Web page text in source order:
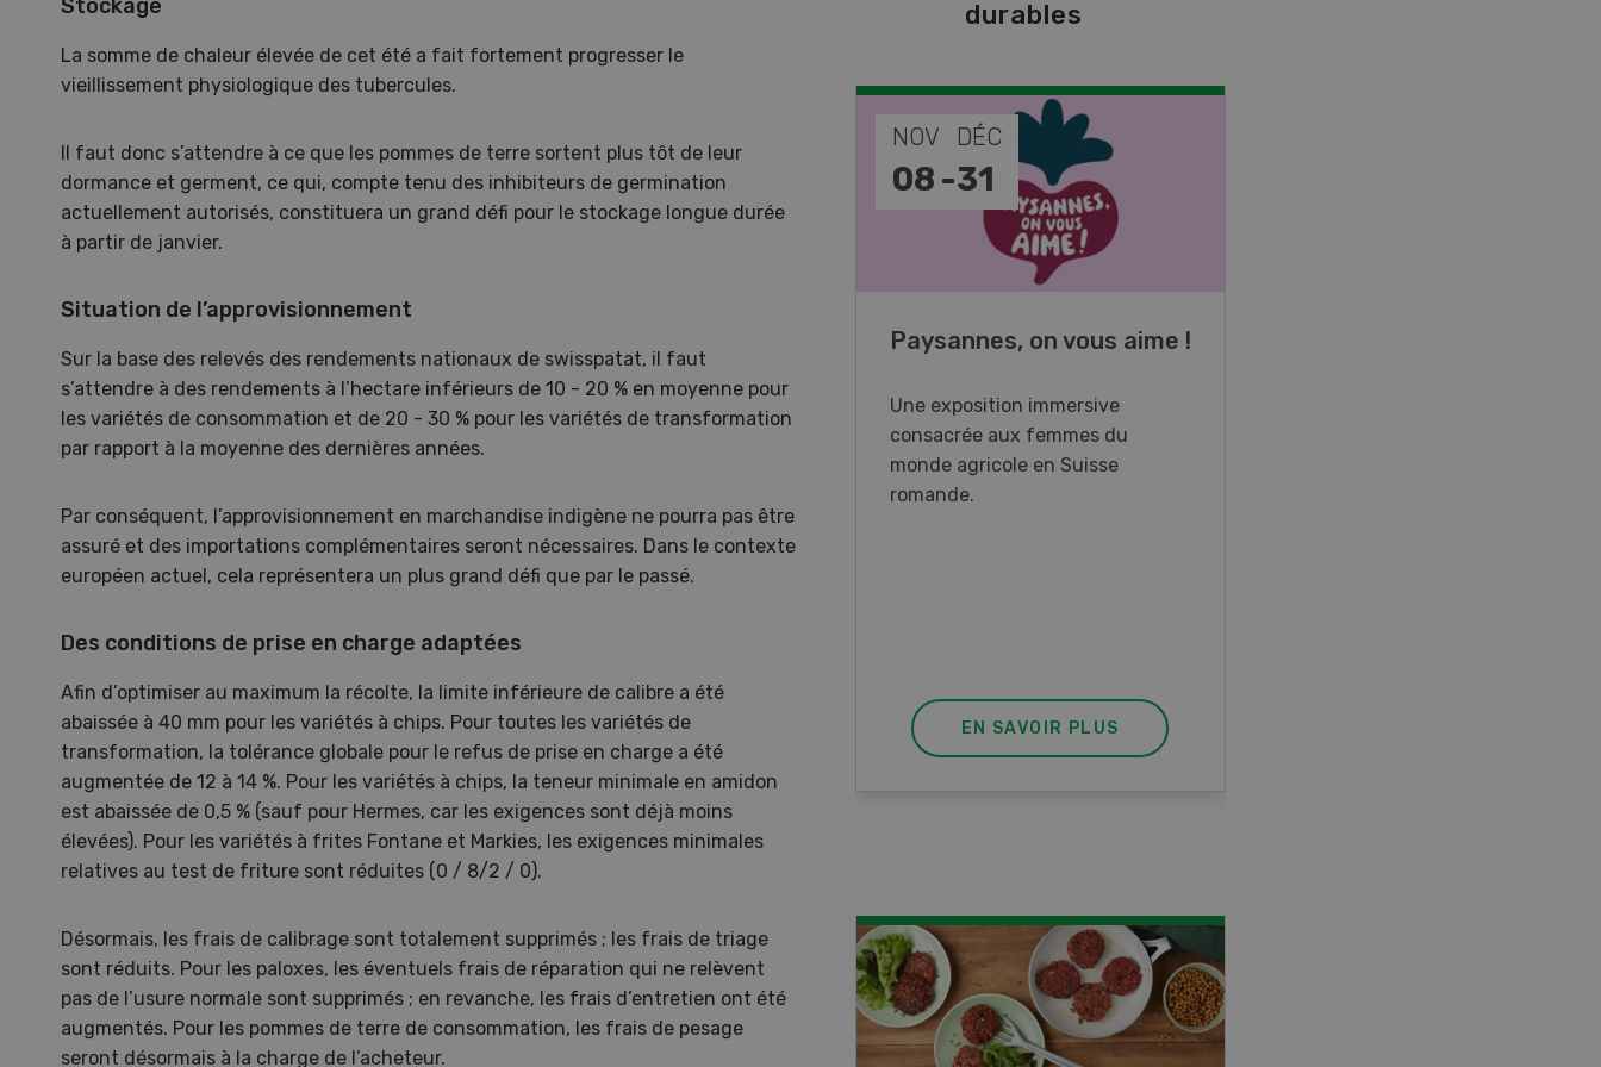
Stockage
La somme de chaleur élevée de cet été a fait fortement progresser le
vieillissement physiologique des tubercules.
Il faut donc s’attendre à ce que les pommes de terre sortent plus tôt de leur
dormance et germent, ce qui, compte tenu des inhibiteurs de germination
actuellement autorisés, constituera un grand défi pour le stockage longue durée
à partir de janvier.
Situation de l’approvisionnement
Sur la base des relevés des rendements nationaux de swisspatat, il faut
s’attendre à des rendements à l’hectare inférieurs de 10 - 20 % en moyenne pour
les variétés de consommation et de 20 - 30 % pour les variétés de transformation
par rapport à la moyenne des dernières années.
Par conséquent, l’approvisionnement en marchandise indigène ne pourra pas être
assuré et des importations complémentaires seront nécessaires. Dans le contexte
européen actuel, cela représentera un plus grand défi que par le passé.
Des conditions de prise en charge adaptées
Afin d’optimiser au maximum la récolte, la limite inférieure de calibre a été
abaissée à 40 mm pour les variétés à chips. Pour toutes les variétés de
transformation, la tolérance globale pour le refus de prise en charge a été
augmentée de 12 à 14 %. Pour les variétés à chips, la teneur minimale en amidon
est abaissée de 0,5 % (sauf pour Hermes, car les exigences sont déjà moins
élevées). Pour les variétés à frites Fontane et Markies, les exigences minimales
relatives au test de friture sont réduites (0 / 8/2 / 0).
Désormais, les frais de calibrage sont totalement supprimés ; les frais de triage
sont réduits. Pour les paloxes, les éventuels frais de réparation qui ne relèvent
pas de l’usure normale sont supprimés ; en revanche, les frais d’entretien ont été
augmentés. Pour les pommes de terre de consommation, les frais de pesage
seront désormais à la charge de l’acheteur.
durables
10-11
Keller Forstmaschinen vous
première suisse du nouveau
porteur à 8 roues.
EN SAVOIR PLUS
NOV
08 -
DÉC
31
Paysannes, on vous aime !
Une exposition immersive
consacrée aux femmes du
monde agricole en Suisse
romande.
EN SAVOIR PLUS